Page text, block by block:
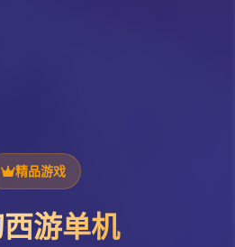
精品游戏
游单机